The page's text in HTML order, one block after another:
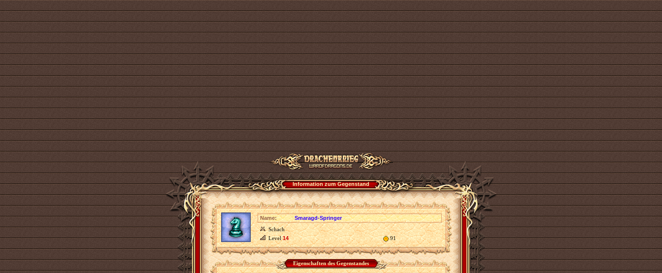
Information zum Gegenstand
Name:
Smaragd-Springer
Schach
Level14 91
Eigenschaften des Gegenstandes